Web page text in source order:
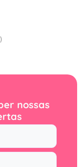
nossas